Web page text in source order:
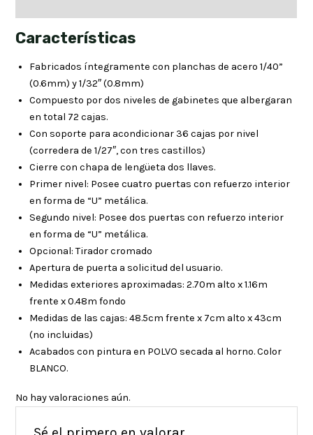
Características
Fabricados íntegramente con planchas de acero 1/40”
(0.6mm) y 1/32″ (0.8mm)
Compuesto por dos niveles de gabinetes que albergaran
en total 72 cajas.
Con soporte para acondicionar 36 cajas por nivel
(corredera de 1/27″, con tres castillos)
Cierre con chapa de lengüeta dos llaves.
Primer nivel: Posee cuatro puertas con refuerzo interior
en forma de “U” metálica.
Segundo nivel: Posee dos puertas con refuerzo interior
en forma de “U” metálica.
Opcional: Tirador cromado
Apertura de puerta a solicitud del usuario.
Medidas exteriores aproximadas: 2.70m alto x 1.16m
frente x 0.48m fondo
Medidas de las cajas: 48.5cm frente x 7cm alto x 43cm
(no incluidas)
Acabados con pintura en POLVO secada al horno. Color
BLANCO.
No hay valoraciones aún.